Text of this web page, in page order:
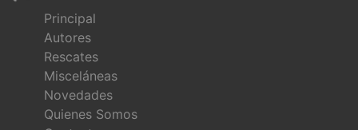
Principal
Autores
Rescates
Misceláneas
Novedades
Quienes Somos